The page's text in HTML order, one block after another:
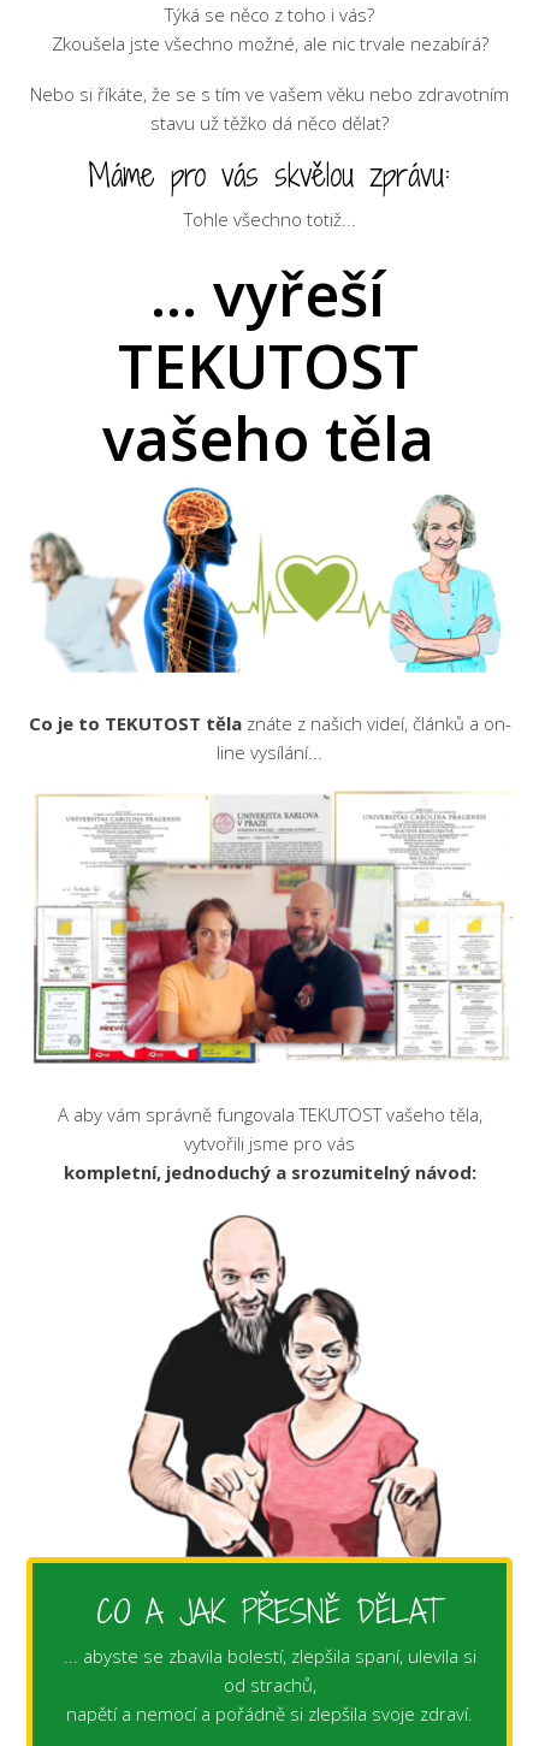
Týká se něco z toho i vás?
Zkoušela jste všechno možné, ale nic trvale nezabírá?
Nebo si říkáte, že se s tím ve vašem věku nebo zdravotním
stavu už těžko dá něco dělat?
Máme pro vás skvělou zprávu:
Tohle všechno totiž...
... vyřeší
TEKUTOST
vašeho těla
Co je to TEKUTOST tělaznáte z našich videí, článků a on-
line vysílání...
A aby vám správně fungovala TEKUTOST vašeho těla,
vytvořili jsme pro vás
kompletní, jednoduchý a srozumitelný návod:
CO A JAK PŘESNĚ DĚLAT
... abyste se zbavila bolestí, zlepšila spaní, ulevila si
od strachů,
napětí a nemocí a pořádně si zlepšila svoje zdraví.